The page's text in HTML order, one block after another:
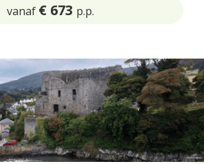
vanaf € 673 p.p.